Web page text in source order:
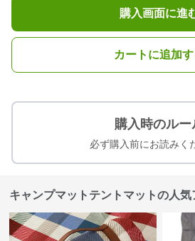
購入画面に進
カートに追加
購入時のルー
必ず購入前にお読みく
キャンプマットテントマットの人気